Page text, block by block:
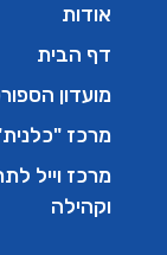
אודות
דף הבית
מועדון
מרכז
מרכז וייל
וקהילה